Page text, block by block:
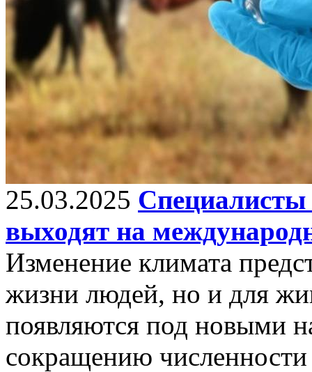
25.03.2025 Специалисты
выходят на
Изменение климата
жизни людей, но и для
появляются под новыми
сокращению